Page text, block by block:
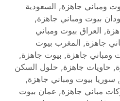
ومباني جاهزة, السعودية
بيوت ومباني جاهزة,
, العراق بيوت ومباني
جاهزة, المغرب بيوت
ومباني جاهزة, بيوت جاهزة,
, حاويات جاهزة, حلول السكن
سوريا بيوت ومباني جاهزة,
مباني جاهزة, عمان بيوت